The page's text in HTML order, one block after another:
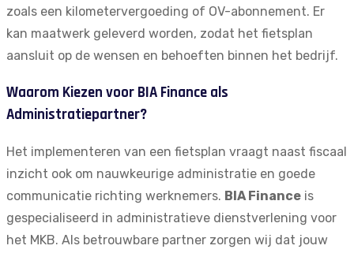
zoals een kilometervergoeding of OV-abonnement. Er
kan maatwerk geleverd worden, zodat het fietsplan
aansluit op de wensen en behoeften binnen het bedrijf.
Waarom Kiezen voor BIA Finance als
Administratiepartner?
Het implementeren van een fietsplan vraagt naast fiscaal
inzicht ook om nauwkeurige administratie en goede
communicatie richting werknemers. BIA Finance is
gespecialiseerd in administratieve dienstverlening voor
het MKB. Als betrouwbare partner zorgen wij dat jouw